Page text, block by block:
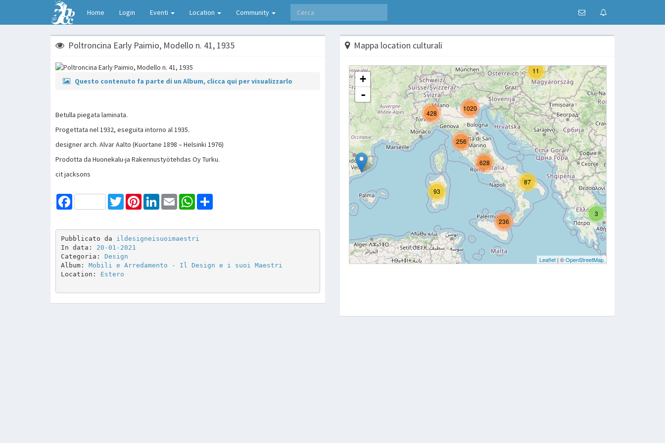
Home Login Eventi Location Community
Poltroncina Early Paimio, Modello n. 41, 1935
Questo contenuto fa parte di un Album, clicca qui per visualizzarlo
Betulla piegata laminata.
Progettata nel 1932, eseguita intorno al 1935.
designer arch. Alvar Aalto (Kuortane 1898 – Helsinki 1976)
Prodotta da Huonekalu-ja Rakennustyötehdas Oy Turku.
cit jacksons
Facebook TwitterPinterestLinkedInEmail WhatsApp
Pubblicato da ildesigneisuoimaestri
In data: 20-01-2021
Categoria: Design
Album: Mobili e Arredamento - Il Design e i suoi Maestri
Location: Estero
Mappa location culturali